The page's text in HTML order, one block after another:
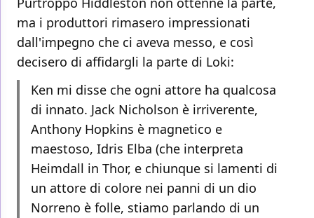
ma i produttori rimasero impressionati
dall'impegno che ci aveva messo, e così
decisero di affidargli la parte di Loki:
Ken mi disse che ogni attore ha qualcosa
di innato. Jack Nicholson è irriverente,
Anthony Hopkins è magnetico e
maestoso, Idris Elba (che interpreta
Heimdall in Thor, e chiunque si lamenti di
un attore di colore nei panni di un dio
Norreno è folle, stiamo parlando di un